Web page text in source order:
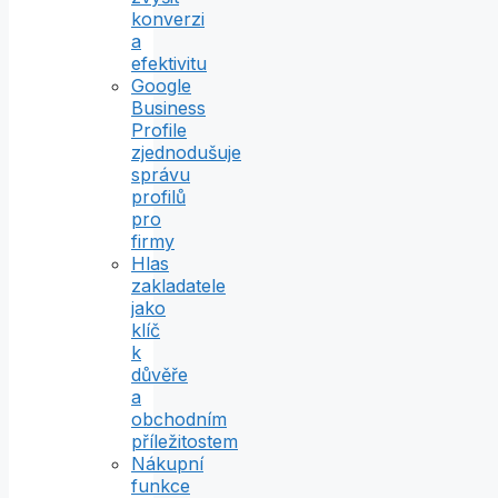
konverzi
a
efektivitu
Google
Business
Profile
zjednodušuje
správu
profilů
pro
firmy
Hlas
zakladatele
jako
klíč
k
důvěře
a
obchodním
příležitostem
Nákupní
funkce